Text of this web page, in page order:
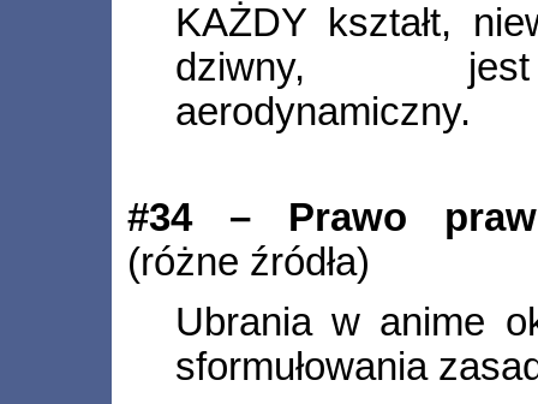
KAŻDY kształt,
dziwny, jest
aerodynamiczny.
#34 – Prawo
(różne źródła)
Ubrania w anime
sformułowania